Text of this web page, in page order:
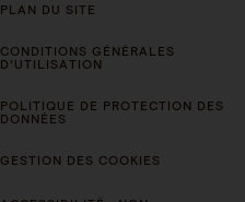
PLAN DU SITE
CONDITIONS GÉNÉRALES
D’UTILISATION
POLITIQUE DE PROTECTION DES
DONNÉES
GESTION DES COOKIES